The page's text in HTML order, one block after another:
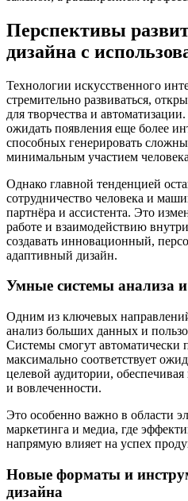
Перспективы
дизайна с
Технологии искусственного
стремительно развиваться,
для творчества и
ожидать появления еще более
способных генерировать
минимальным участием
Однако главной тенденцией
сотрудничество человека и
партнёра и ассистента. Это
работе и взаимодействию
создавать инновационный,
адаптивный дизайн.
Умные системы анализа
Одним из ключевых
анализ больших данных и
Системы смогут автоматически
максимально соответствует
целевой аудитории,
и вовлеченности.
Это особенно важно в области
маркетинга и медиа, где
напрямую влияет на успех
Новые форматы и
дизайна